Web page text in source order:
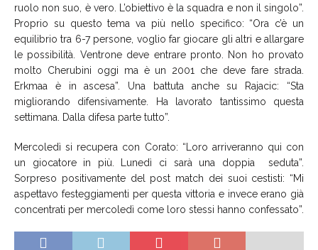
ruolo non suo, è vero. L’obiettivo è la squadra e non il singolo”.
Proprio su questo tema va più nello specifico: “Ora c’è un
equilibrio tra 6-7 persone, voglio far giocare gli altri e allargare
le possibilità. Ventrone deve entrare pronto. Non ho provato
molto Cherubini oggi ma è un 2001 che deve fare strada.
Erkmaa è in ascesa”. Una battuta anche su Rajacic: “Sta
migliorando difensivamente. Ha lavorato tantissimo questa
settimana. Dalla difesa parte tutto”.
Mercoledì si recupera con Corato: “Loro arriveranno qui con
un giocatore in più. Lunedì ci sarà una doppia seduta”.
Sorpreso positivamente del post match dei suoi cestisti: “Mi
aspettavo festeggiamenti per questa vittoria e invece erano già
concentrati per mercoledì come loro stessi hanno confessato”.